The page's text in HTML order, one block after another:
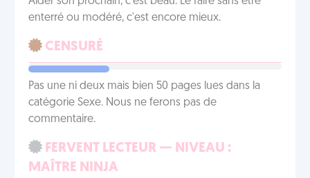
enterré ou modéré, c'est encore mieux.
CENSURÉ
Pas une ni deux mais bien 50 pages lues dans la
catégorie Sexe. Nous ne ferons pas de
commentaire.
FERVENT LECTEUR — NIVEAU :
MAÎTRE NINJA